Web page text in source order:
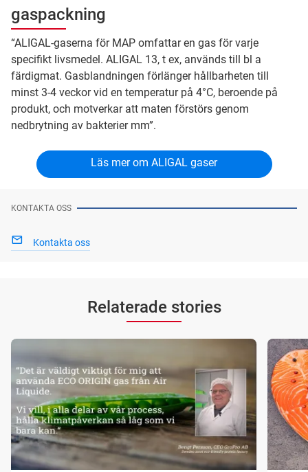
gaspackning
“ALIGAL-gaserna för MAP omfattar en gas för varje
specifikt livsmedel. ALIGAL 13, t ex, används till bl a
färdigmat. Gasblandningen förlänger hållbarheten till
minst 3-4 veckor vid en temperatur på 4°C, beroende på
produkt, och motverkar att maten förstörs genom
nedbrytning av bakterier mm”.
Läs mer om ALIGAL gaser
KONTAKTA OSS
Kontakta oss
Relaterade stories